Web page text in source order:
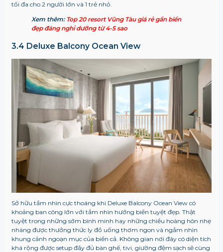
tối đa cho 2 người lớn và 1 trẻ nhỏ.
Xem thêm: Top 20 resort Vũng Tàu giá rẻ gần biển
đẹp đáng nghỉ dưỡng từ 4-5 sao
3.4 Deluxe Balcony Ocean View
Sở hữu tầm nhìn cực thoáng khi Deluxe Balcony Ocean View có
khoảng ban công lớn với tầm nhìn hướng biển tuyệt đẹp. Thật
tuyệt trong những sớm bình minh hay những chiều hoàng hôn nhẹ
nhàng được thưởng thức ly đồ uống thơm ngon và ngắm nhìn
khung cảnh ngoạn mục của biển cả. Không gian nơi đây có diện tích
khá rộng được setup đầy đủ bàn ghế, tivi, giường đệm sạch sẽ cùng